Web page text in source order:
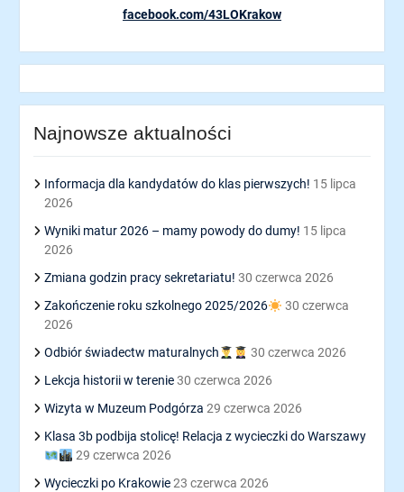
facebook.com/43LOKrakow
Najnowsze aktualności
Informacja dla kandydatów do klas pierwszych! 15 lipca
2026
Wyniki matur 2026 – mamy powody do dumy! 15 lipca
2026
Zmiana godzin pracy sekretariatu! 30 czerwca 2026
Zakończenie roku szkolnego 2025/2026
30 czerwca
2026
Odbiór świadectw maturalnych
30 czerwca 2026
Lekcja historii w terenie 30 czerwca 2026
Wizyta w Muzeum Podgórza 29 czerwca 2026
Klasa 3b podbija stolicę! Relacja z wycieczki do Warszawy
29 czerwca 2026
Wycieczki po Krakowie 23 czerwca 2026